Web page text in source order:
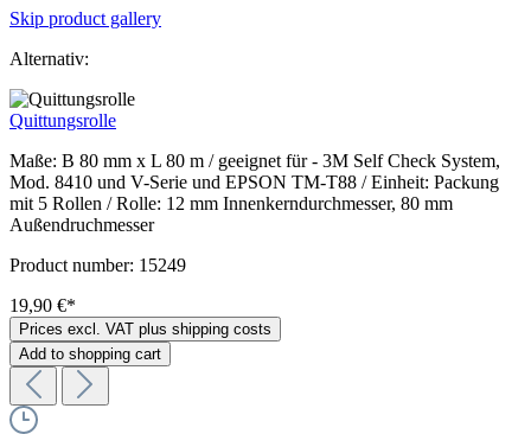
Skip product gallery
Alternativ:
Quittungsrolle
Maße: B 80 mm x L 80 m / geeignet für - 3M Self Check System,
Mod. 8410 und V-Serie und EPSON TM-T88 / Einheit: Packung
mit 5 Rollen / Rolle: 12 mm Innenkerndurchmesser, 80 mm
Außendruchmesser
Product number: 15249
19,90 €*
Prices excl. VAT plus shipping costs
Add to shopping cart